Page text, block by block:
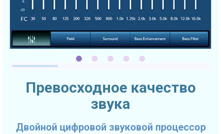
Превосходное качество
звука
Двойной цифровой звуковой процессор